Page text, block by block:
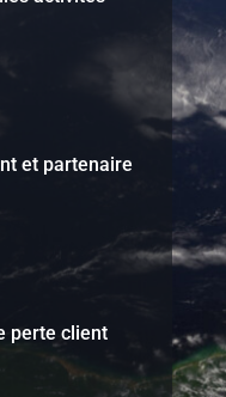
et partenaire
perte client